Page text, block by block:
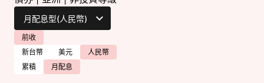
前收
新台幣
美元
人民幣
累積
月配息